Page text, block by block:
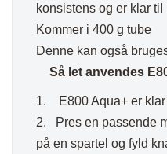
konsistens og er klar til
Kommer i 400 g tube
Denne kan også
Så let anvendes
1. E800 Aqua+ er klar
2. Pres en passende
på en spartel og fyld